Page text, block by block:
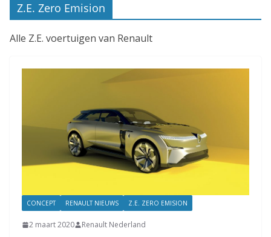
Z.E. Zero Emision
Alle Z.E. voertuigen van Renault
CONCEPT RENAULT NIEUWS Z.E. ZERO EMISION
2 maart 2020 Renault Nederland